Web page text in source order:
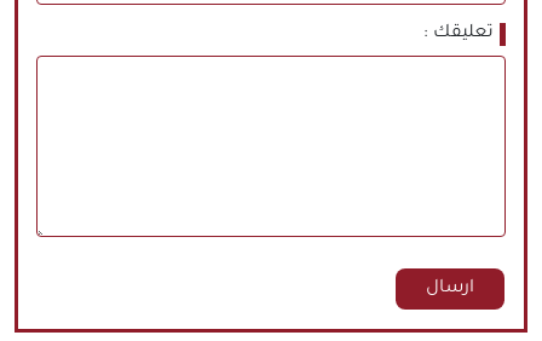
تعليقك